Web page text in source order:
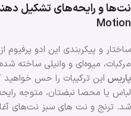
نت‌ها و رایحه‌های تشکیل
Motion
ساختار و پیکربندی این ادو پرفیوم
مرکبات، میوه‌ای و وانیلی ساخته
پاریس این ترکیبات را حس خواهید
لباس یا محصا نبضتان، متوجه
شد. ترنج و نت های سبز نت‌های